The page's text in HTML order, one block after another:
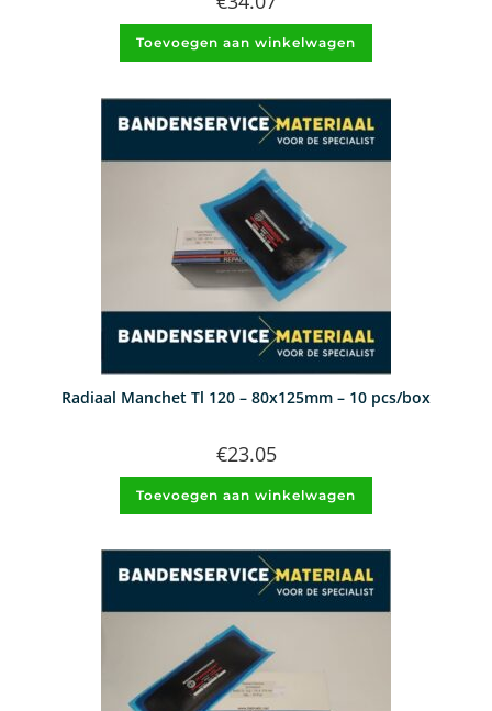
Toevoegen aan winkelwagen
Radiaal Manchet Tl 120 – 80x125mm – 10 pcs/box
€23.05
Toevoegen aan winkelwagen